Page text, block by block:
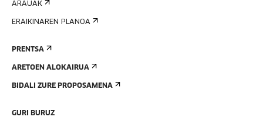
ARAUAK
ERAIKINAREN PLANOA
PRENTSA
ARETOEN ALOKAIRUA
BIDALI ZURE PROPOSAMENA
GURI BURUZ